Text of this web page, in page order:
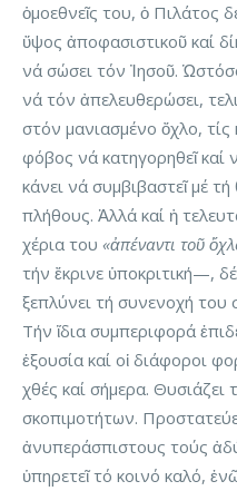
ὁμοεθνεῖς του, ὁ Πιλάτος
ὕψος ἀποφασιστικοῦ καί
νά σώσει τόν Ἰησοῦ.
νά τόν ἀπελευθερώσει,
στόν μανιασμένο ὄχλο, τίς
φόβος νά κατηγορηθεῖ καί
κάνει νά συμβιβαστεῖ μέ
πλήθους. Ἀλλά καί ἡ
χέρια του «ἀπέναντι τοῦ
τήν ἔκρινε ὑποκριτική—,
ξεπλύνει τή συνενοχή
Τήν ἴδια συμπεριφορά
ἐξουσία καί οἱ διάφοροι
χθές καί σήμερα. Θυσιάζει
σκοπιμοτήτων.
ἀνυπεράσπιστους τούς
ὑπηρετεῖ τό κοινό καλό,